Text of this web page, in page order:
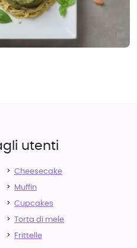
utenti
Cheesecake
Muffin
Cupcakes
Torta di mele
Frittelle